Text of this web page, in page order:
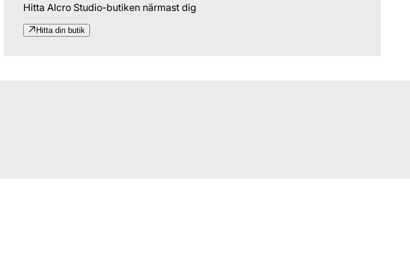
Hitta Alcro Studio-butiken närmast dig
Hitta din butik